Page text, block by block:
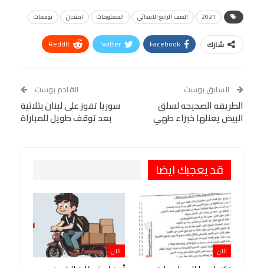
2021 الصف الرابع الابتدائي المعلومات امتحان توقعات
شارك Facebook
Twitter
ReddIt
Tumblr
البريد الإلكتروني
StumbleUpon
VK
Digg
LINE
BlackBerry
Viber
السابق بوست
الطريقه الصحيحه لسلق
البيض يعنلها خبراء طهي
القادم بوست
سوريا تفوز على لبنان بثلاثية
بعد توقف طويل للمباراة
قد يعجبك ايضا
الان الان